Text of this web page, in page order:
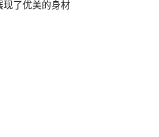
现了优美的身材